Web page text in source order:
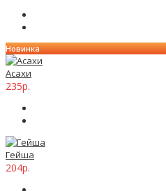
Новинка
Асахи
235р.
Гейша
204р.